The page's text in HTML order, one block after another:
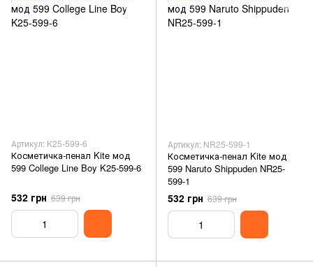
Артикул: K25-599-6
Косметичка-пенал Kite мод
599 College Line Boy K25-599-6
532 грн 639 грн
Артикул: NR25-599-1
Косметичка-пенал Kite мод
599 Naruto Shippuden NR25-
599-1
532 грн 639 грн